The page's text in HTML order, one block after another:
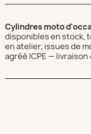
Cylindres moto
disponibles en stock,
en atelier, issues de
agréé ICPE — livraison